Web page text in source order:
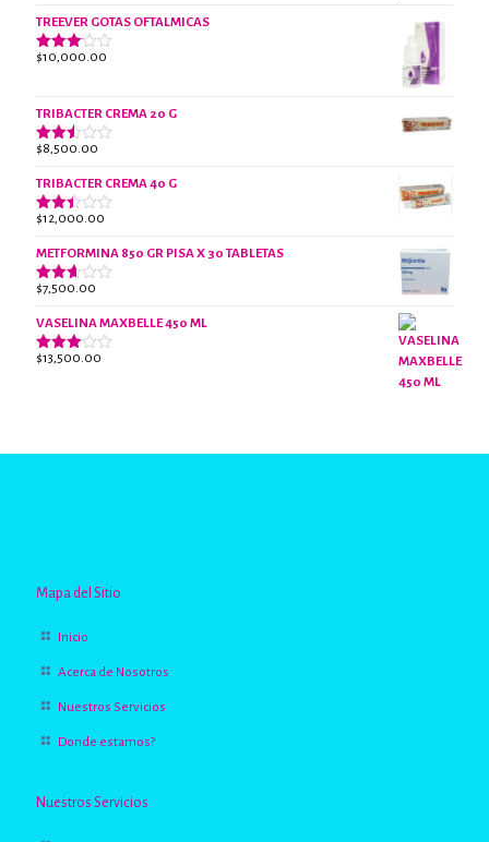
2.61
de 5
TREEVER GOTAS OFTALMICAS
Valorado
$10,000.00
TRIBACTER CREMA 20 G
Valorado
2.47
de 5
$8,500.00
TRIBACTER CREMA 40 G
Valorado
2.40
de 5
$12,000.00
METFORMINA 850 GR PISA X 30 TABLETAS
Valorado
2.63
de 5
$7,500.00
VASELINA MAXBELLE 450 ML
Valorado
$13,500.00
Mapa del Sitio
Inicio
Acerca de Nosotros
Nuestros Servicios
Donde estamos?
Nuestros Servicios